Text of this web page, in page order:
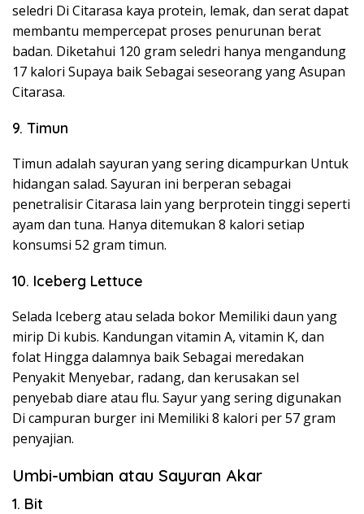
seledri Di Citarasa kaya protein, lemak, dan serat dapat
membantu mempercepat proses penurunan berat
badan. Diketahui 120 gram seledri hanya mengandung
17 kalori Supaya baik Sebagai seseorang yang Asupan
Citarasa.
9. Timun
Timun adalah sayuran yang sering dicampurkan Untuk
hidangan salad. Sayuran ini berperan sebagai
penetralisir Citarasa lain yang berprotein tinggi seperti
ayam dan tuna. Hanya ditemukan 8 kalori setiap
konsumsi 52 gram timun.
10. Iceberg Lettuce
Selada Iceberg atau selada bokor Memiliki daun yang
mirip Di kubis. Kandungan vitamin A, vitamin K, dan
folat Hingga dalamnya baik Sebagai meredakan
Penyakit Menyebar, radang, dan kerusakan sel
penyebab diare atau flu. Sayur yang sering digunakan
Di campuran burger ini Memiliki 8 kalori per 57 gram
penyajian.
Umbi-umbian atau Sayuran Akar
1. Bit